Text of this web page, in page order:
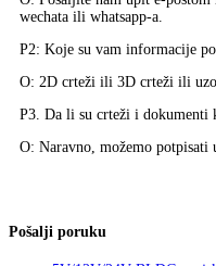
wechata ili whatsapp-a.
P2: Koje su vam informacije
O: 2D crteži ili 3D crteži ili
P3. Da li su crteži i
O: Naravno, možemo potpisati
Pošalji poruku